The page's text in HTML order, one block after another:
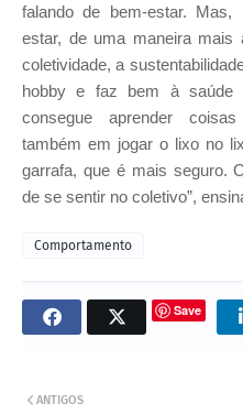
falando de bem-estar.
estar, de uma maneira mais
coletividade, a
hobby e faz bem à
consegue aprender
também em jogar o lixo no
garrafa, que é mais seguro.
de se sentir no coletivo”,
Comportamento
Save
ANTIGOS